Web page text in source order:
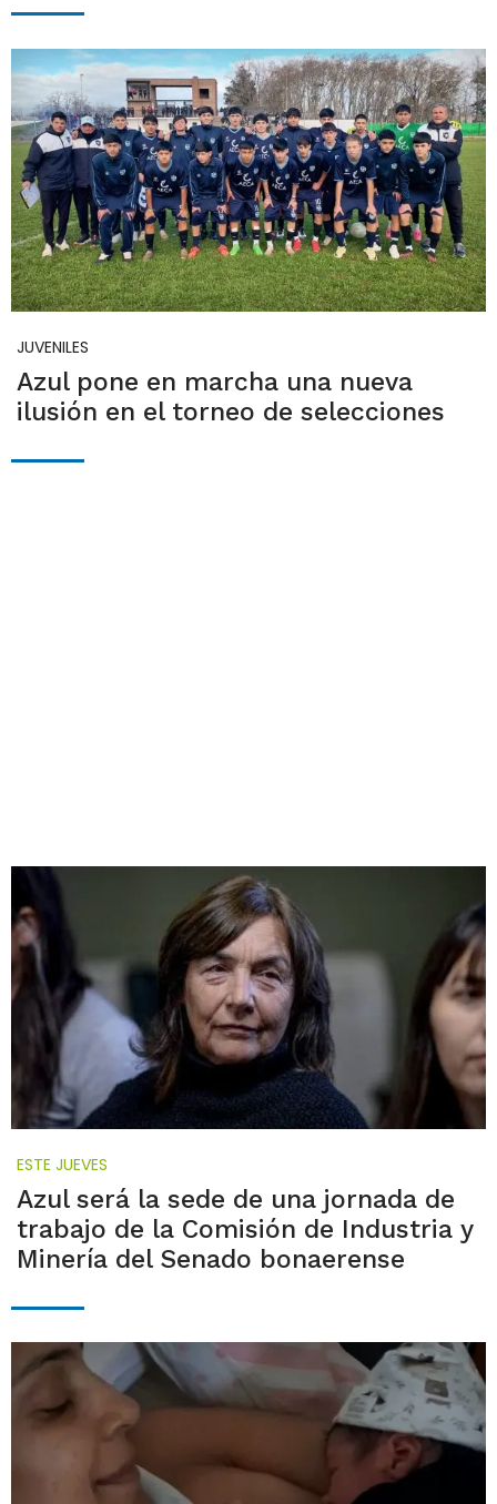
JUVENILES
Azul pone en marcha una nueva
ilusión en el torneo de selecciones
ESTE JUEVES
Azul será la sede de una jornada de
trabajo de la Comisión de Industria y
Minería del Senado bonaerense